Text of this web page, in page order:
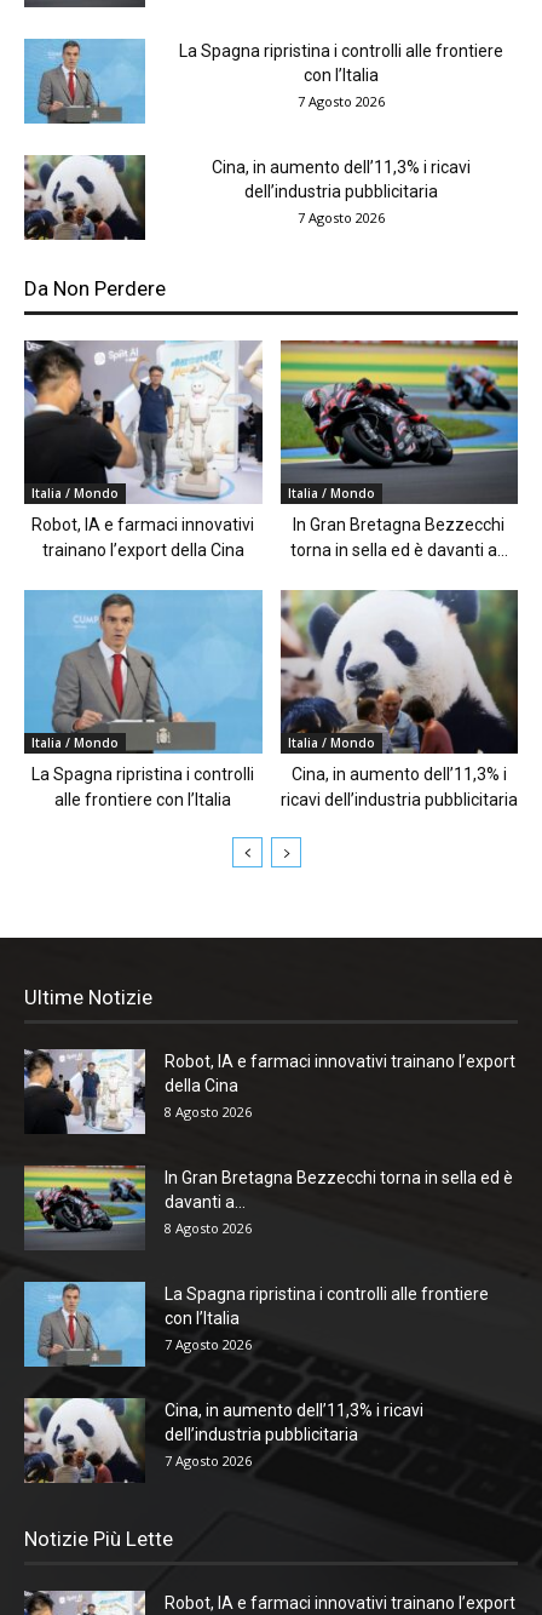
La Spagna ripristina i controlli alle frontiere
con l’Italia
7 Agosto 2026
Cina, in aumento dell’11,3% i ricavi
dell’industria pubblicitaria
7 Agosto 2026
Da Non Perdere
Italia / Mondo
Robot, IA e farmaci innovativi
trainano l’export della Cina
Italia / Mondo
In Gran Bretagna Bezzecchi
torna in sella ed è davanti a...
Italia / Mondo
La Spagna ripristina i controlli
alle frontiere con l’Italia
Italia / Mondo
Cina, in aumento dell’11,3% i
ricavi dell’industria pubblicitaria
Ultime Notizie
Robot, IA e farmaci innovativi trainano l’export
della Cina
8 Agosto 2026
In Gran Bretagna Bezzecchi torna in sella ed è
davanti a...
8 Agosto 2026
La Spagna ripristina i controlli alle frontiere
con l’Italia
7 Agosto 2026
Cina, in aumento dell’11,3% i ricavi
dell’industria pubblicitaria
7 Agosto 2026
Notizie Più Lette
Robot, IA e farmaci innovativi trainano l’export